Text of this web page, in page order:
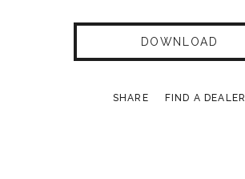
DOWNLOAD
SHARE FIND A DEALER